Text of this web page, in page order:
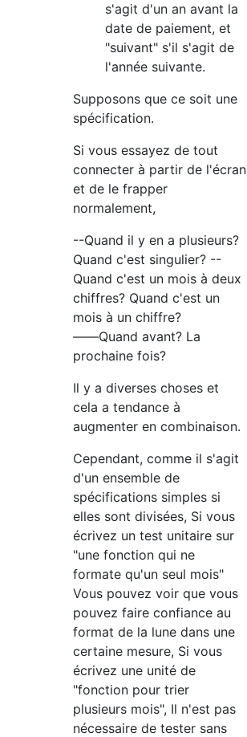
s'agit d'un an avant la
date de paiement, et
"suivant" s'il s'agit de
l'année suivante.
Supposons que ce soit une
spécification.
Si vous essayez de tout
connecter à partir de l'écran
et de le frapper
normalement,
--Quand il y en a plusieurs?
Quand c'est singulier? --
Quand c'est un mois à deux
chiffres? Quand c'est un
mois à un chiffre?
――Quand avant? La
prochaine fois?
Il y a diverses choses et
cela a tendance à
augmenter en combinaison.
Cependant, comme il s'agit
d'un ensemble de
spécifications simples si
elles sont divisées, Si vous
écrivez un test unitaire sur
"une fonction qui ne
formate qu'un seul mois"
Vous pouvez voir que vous
pouvez faire confiance au
format de la lune dans une
certaine mesure, Si vous
écrivez une unité de
"fonction pour trier
plusieurs mois", Il n'est pas
nécessaire de tester sans